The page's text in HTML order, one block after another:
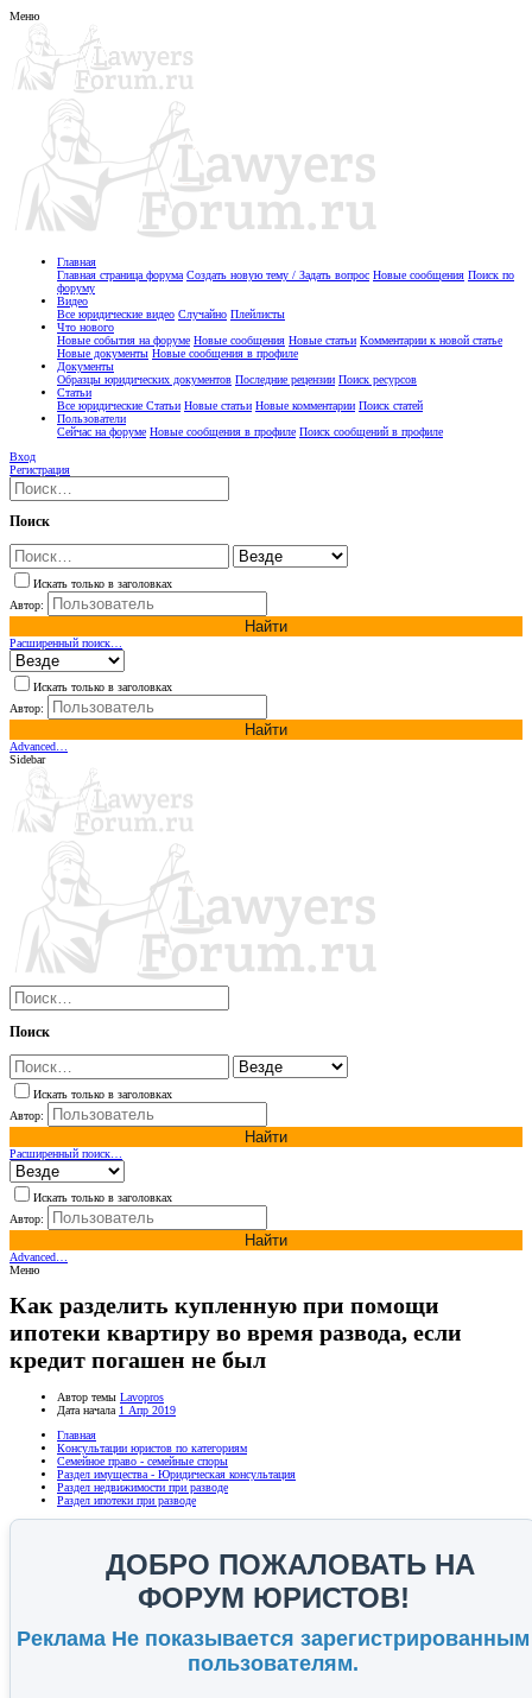
Меню
Главная
Главная страница форума Создать новую тему / Задать вопрос Новые сообщения Поиск по
форуму
Видео
Все юридические видео Случайно Плейлисты
Что нового
Новые события на форуме Новые сообщения Новые статьи Комментарии к новой статье
Новые документы Новые сообщения в профиле
Документы
Образцы юридических документов Последние рецензии Поиск ресурсов
Статьи
Все юридические Статьи Новые статьи Новые комментарии Поиск статей
Пользователи
Сейчас на форуме Новые сообщения в профиле Поиск сообщений в профиле
Вход
Регистрация
Поиск
Искать только в заголовках
Автор:
Найти
Расширенный поиск…
Искать только в заголовках
Автор:
Найти
Advanced…
Sidebar
Поиск
Искать только в заголовках
Автор:
Найти
Расширенный поиск…
Искать только в заголовках
Автор:
Найти
Advanced…
Меню
Как разделить купленную при помощи
ипотеки квартиру во время развода, если
кредит погашен не был
Автор темы Lavopros
Дата начала 1 Апр 2019
Главная
Консультации юристов по категориям
Семейное право - семейные споры
Раздел имущества - Юридическая консультация
Раздел недвижимости при разводе
Раздел ипотеки при разводе
ДОБРО ПОЖАЛОВАТЬ НА
ФОРУМ ЮРИСТОВ!
Реклама Не показывается зарегистрированным
пользователям.